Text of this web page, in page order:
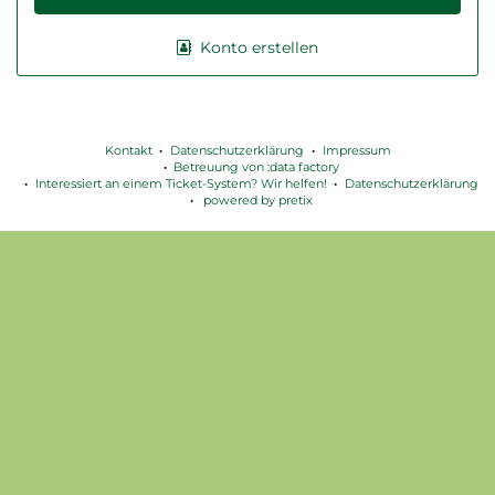
Konto erstellen
Kontakt Datenschutzerklärung
Impressum
Betreuung von :data factory
Interessiert an einem Ticket-System? Wir helfen!
Datenschutzerklärung
powered by pretix